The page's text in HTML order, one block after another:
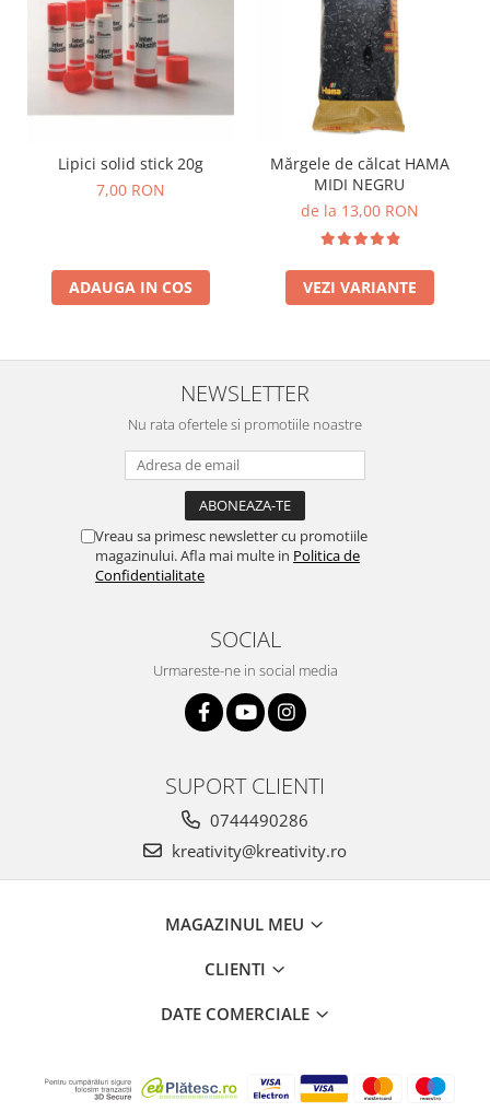
Experimente
Forme
Joc imaginativ
Jucării interactive
Lumini si culori
Magnetism
Pregătirea scrierii de mână
Secventialitate
Mărgele de călcat HAMA
Hama Maxi Sticks
Mărgele HAMA MIDI
Perceperea timpului - TimeTimer
Stimulare senzoriala
Terapie de integrare senzorială
Lipici solid stick 20g
7,00 RON
ADAUGA IN COS
Mărgele de călcat HAMA
MIDI NEGRU
de la 13,00 RON
VEZI VARIANTE
NEWSLETTER
Nu rata ofertele si promotiile noastre
Vreau sa primesc newsletter cu promotiile
magazinului. Afla mai multe in Politica de
Confidentialitate
SOCIAL
Urmareste-ne in social media
SUPORT CLIENTI
0744490286
kreativity@kreativity.ro
MAGAZINUL MEU
CLIENTI
DATE COMERCIALE